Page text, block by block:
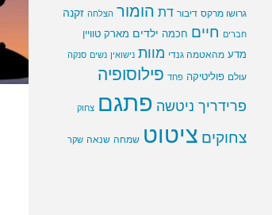
גרושו מרקס דיבור דת הומור הצלחה זקנה
חברים חיים חכמה ילדים מארק טוויין
מדע מהאטמה גנדי מוות נישואין נשים סנקה
עולם פוליטיקה פחד פילוסופיה
פרידריך ניטשה פתגם צחוק
צחוקים ציטוט שמחה שנאה שקר